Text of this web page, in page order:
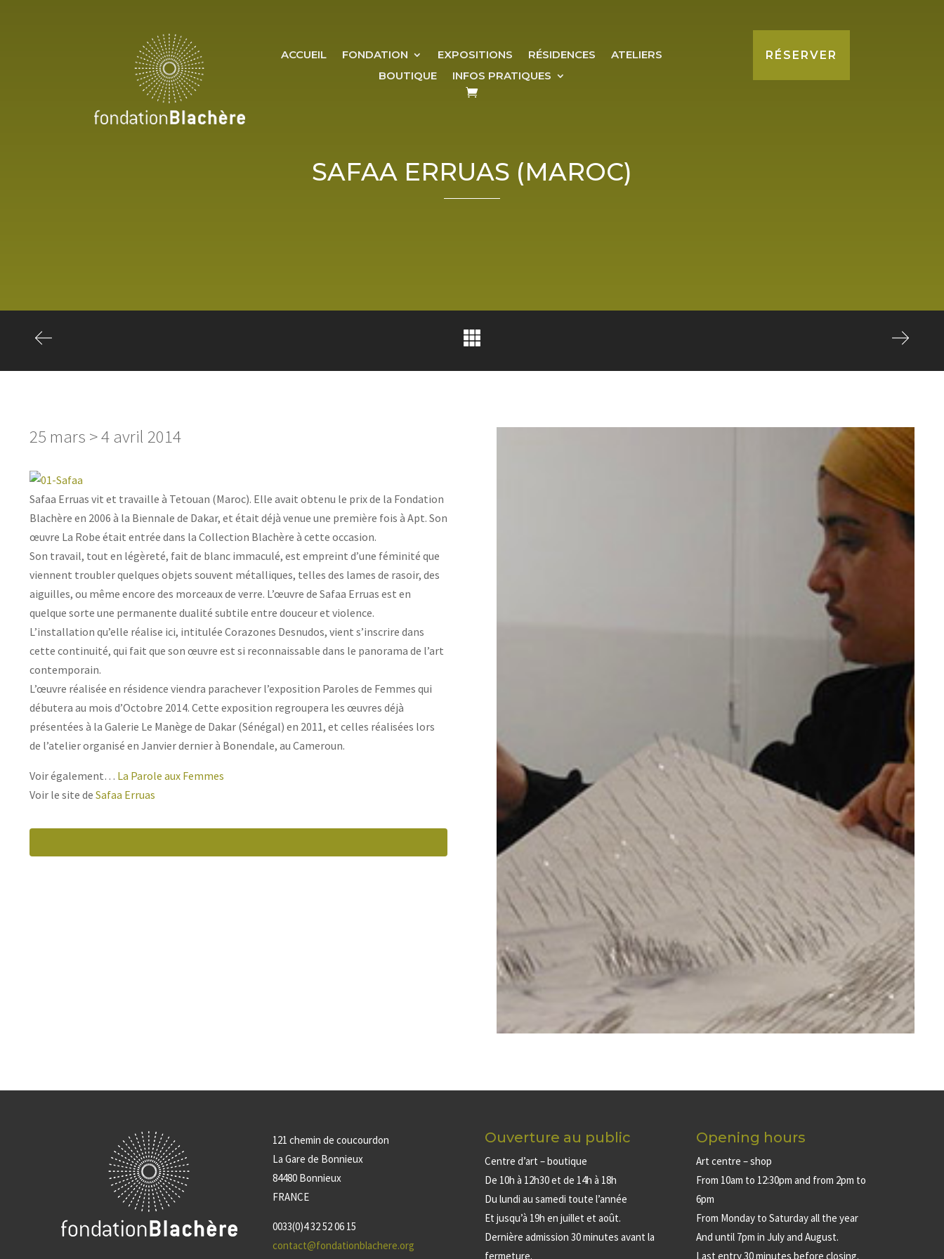
ACCUEIL FONDATION EXPOSITIONS RÉSIDENCES
ATELIERS
BOUTIQUE
INFOS PRATIQUES
RÉSERVER
SAFAA ERRUAS (MAROC)
25 mars > 4 avril 2014
Safaa Erruas vit et travaille à Tetouan (Maroc). Elle avait obtenu le prix de la Fondation
Blachère en 2006 à la Biennale de Dakar, et était déjà venue une première fois à Apt. Son
œuvre La Robe était entrée dans la Collection Blachère à cette occasion.
Son travail, tout en légèreté, fait de blanc immaculé, est empreint d’une féminité que
viennent troubler quelques objets souvent métalliques, telles des lames de rasoir, des
aiguilles, ou même encore des morceaux de verre. L’œuvre de Safaa Erruas est en
quelque sorte une permanente dualité subtile entre douceur et violence.
L’installation qu’elle réalise ici, intitulée Corazones Desnudos, vient s’inscrire dans
cette continuité, qui fait que son œuvre est si reconnaissable dans le panorama de l’art
contemporain.
L’œuvre réalisée en résidence viendra parachever l’exposition Paroles de Femmes qui
débutera au mois d’Octobre 2014. Cette exposition regroupera les œuvres déjà
présentées à la Galerie Le Manège de Dakar (Sénégal) en 2011, et celles réalisées lors
de l’atelier organisé en Janvier dernier à Bonendale, au Cameroun.
Voir également… La Parole aux Femmes
Voir le site de Safaa Erruas
121 chemin de coucourdon
La Gare de Bonnieux
84480 Bonnieux
FRANCE
0033(0)4 32 52 06 15
contact@fondationblachere.org
Ouverture au public
Centre d’art – boutique
De 10h à 12h30 et de 14h à 18h
Du lundi au samedi toute l’année
Et jusqu’à 19h en juillet et août.
Dernière admission 30 minutes avant la
fermeture.
Opening hours
Art centre – shop
From 10am to 12:30pm and from 2pm to
6pm
From Monday to Saturday all the year
And until 7pm in July and August.
Last entry 30 minutes before closing.